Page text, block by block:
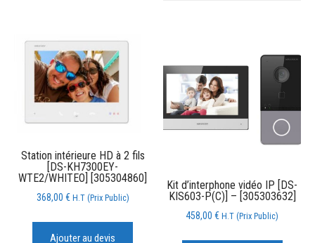
Station intérieure HD à 2 fils
[DS-KH7300EY-
WTE2/WHITEO] [305304860]
368,00 € H.T (Prix Public)
Ajouter au devis
Kit d’interphone vidéo IP [DS-
KIS603-P(C)] – [305303632]
458,00€ H.T (Prix Public)